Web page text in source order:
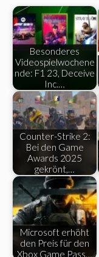
Besonderes
Videospielwochene
nde: F1 23, Deceive
Inc.…
Counter-Strike 2:
Bei den Game
Awards 2025
gekrönt,…
Microsoft erhöht
den Preis für den
Xbox Game Pass…